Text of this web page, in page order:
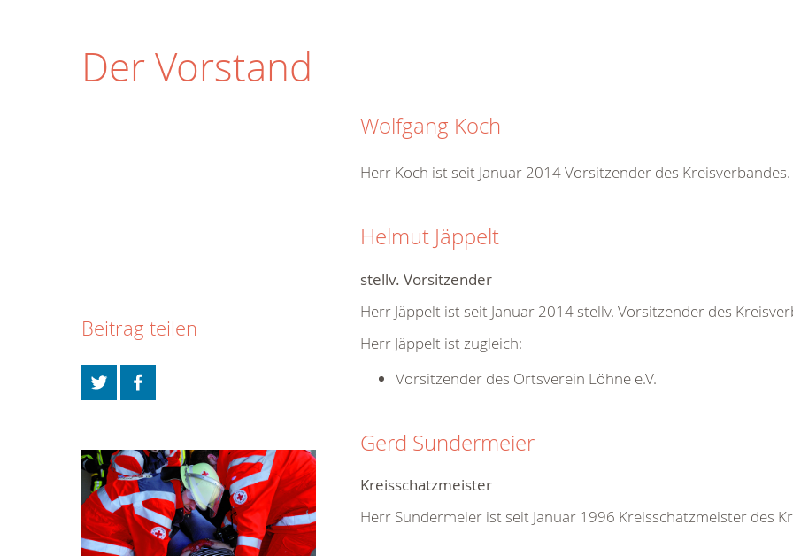
Der Vorstand
Wolfgang Koch
Herr Koch ist seit Januar 2014 Vorsitzender des Kreisverbandes.
Helmut Jäppelt
stellv. Vorsitzender
Herr Jäppelt ist seit Januar 2014 stellv. Vorsitzender des
Herr Jäppelt ist zugleich:
Vorsitzender des Ortsverein Löhne e.V.
Gerd Sundermeier
Kreisschatzmeister
Herr Sundermeier ist seit Januar 1996 Kreisschatzmeister des
Beitrag teilen